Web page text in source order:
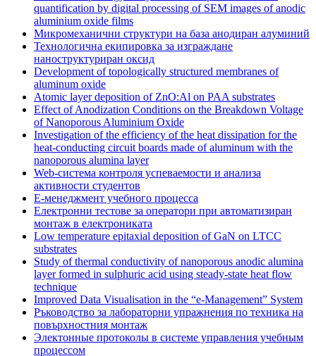
quantification by digital processing of SEM images of anodic
aluminium oxide films
Микромеханични структури на база анодиран алуминий
Технологична екипировка за изграждане
наноструктуриран оксид
Development of topologically structured membranes of
aluminum oxide
Atomic layer deposition of ZnO:Al on PAA substrates
Effect of Anodization Conditions on the Breakdown Voltage
of Nanoporous Aluminium Oxide
Investigation of the efficiency of the heat dissipation for the
heat-conducting circuit boards made of aluminum with the
nanoporous alumina layer
Web-cистема контроля успеваемости и анализа
активности студентов
Е-менеджмент учебного процесса
Електронни тестове за оператори при автоматизиран
монтаж в електрониката
Low temperature epitaxial deposition of GaN on LTCC
substrates
Study of thermal conductivity of nanoporous anodic alumina
layer formed in sulphuric acid using steady-state heat flow
technique
Improved Data Visualisation in the “e-Management” System
Ръководство за лабораторни упражнения по техника на
повърхностния монтаж
Электонные протоколы в системе управления учебным
процессом